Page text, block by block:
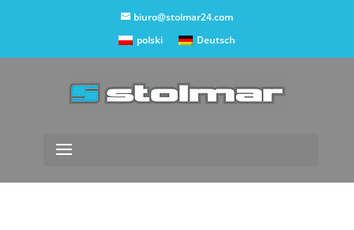
biuro@stolmar24.com
polski
Deutsch